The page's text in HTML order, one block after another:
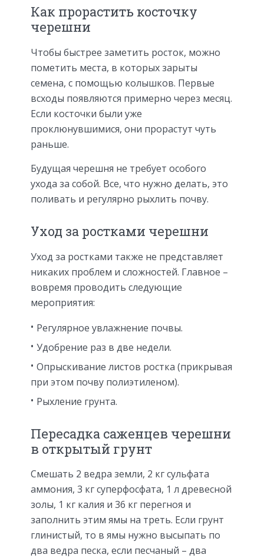
Как прорастить косточку
черешни
Чтобы быстрее заметить росток, можно
пометить места, в которых зарыты
семена, с помощью колышков. Первые
всходы появляются примерно через месяц.
Если косточки были уже
проклюнувшимися, они прорастут чуть
раньше.
Будущая черешня не требует особого
ухода за собой. Все, что нужно делать, это
поливать и регулярно рыхлить почву.
Уход за ростками черешни
Уход за ростками также не представляет
никаких проблем и сложностей. Главное –
вовремя проводить следующие
мероприятия:
Регулярное увлажнение почвы.
Удобрение раз в две недели.
Опрыскивание листов ростка (прикрывая
при этом почву полиэтиленом).
Рыхление грунта.
Пересадка саженцев черешни
в открытый грунт
Смешать 2 ведра земли, 2 кг сульфата
аммония, 3 кг суперфосфата, 1 л древесной
золы, 1 кг калия и 36 кг перегноя и
заполнить этим ямы на треть. Если грунт
глинистый, то в ямы нужно высыпать по
два ведра песка, если песчаный – два